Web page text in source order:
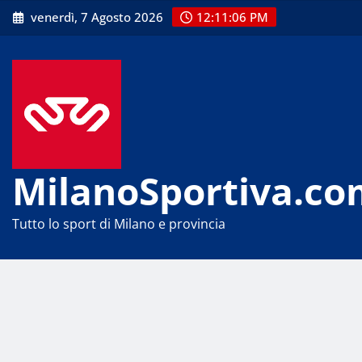
Skip
to
venerdì, 7 Agosto 2026 12:11:07 PM
Tutto lo sport di Milano e provincia